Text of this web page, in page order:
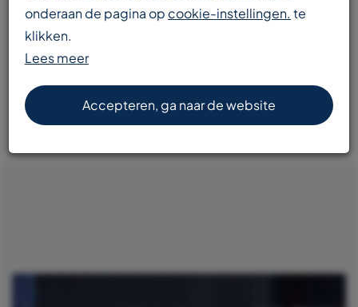
Snelle levering
onderaan de pagina op cookie-instellingen. te
klikken.
Lees meer
Accepteren, ga naar de website